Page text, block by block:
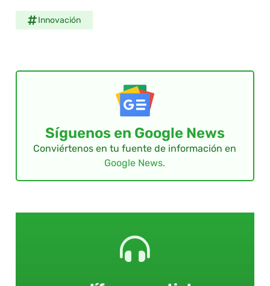
Innovación
Síguenos en Google News
Conviértenos en tu fuente de información en
Google News.